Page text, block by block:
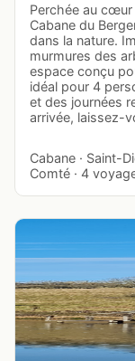
Perchée au
Cabane du
dans la nature.
murmures des
espace conçu
idéal pour 4
et des journées
arrivée, laissez-
Cabane · Saint-
Comté · 4